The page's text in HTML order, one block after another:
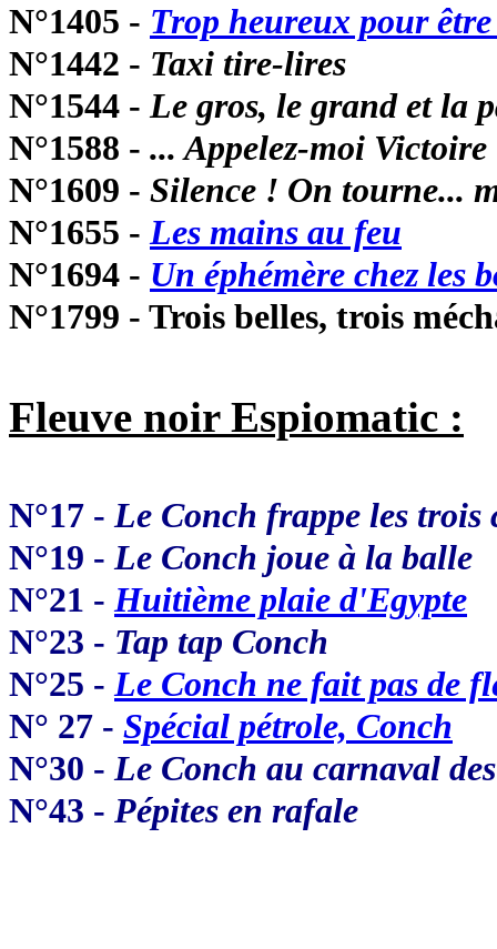
N°1405 - Trop heureux pour
N°1442 - Taxi tire-lires
N°1544 -Le gros, le grand et la
N°1588 - ... Appelez-moi
N°1609 - Silence ! On tourne...
N°1655 -Les mains au feu
N°1694 - Un éphémère chez les
N°1799 - Trois belles, trois
Fleuve noir Espiomatic :
N°17 -Le Conch frappe les trois
N°19 -Le Conch joue à la balle
N°21 -Huitième plaie d'Egypte
N°23 - Tap tap Conch
N°25 -Le Conch ne fait pas de
N° 27 - Spécial pétrole, Conch
N°30 - Le Conch au carnaval
N°43 - Pépites en rafale